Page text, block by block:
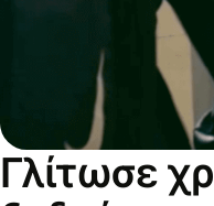
Γλίτωσε